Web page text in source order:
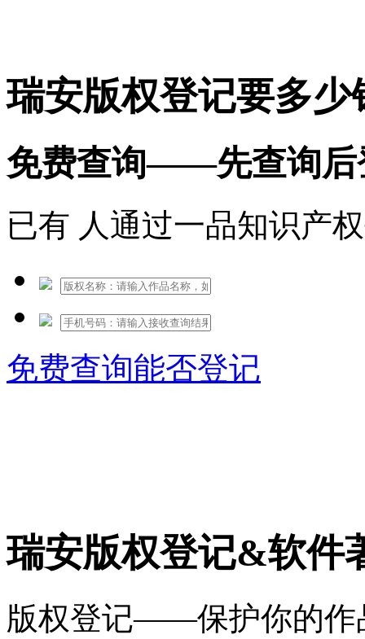
瑞安版权登记要多少
免费查询——先查询后
已有 人通过一品知识产
免费查询能否登记
瑞安版权登记&软件
版权登记——保护你的作